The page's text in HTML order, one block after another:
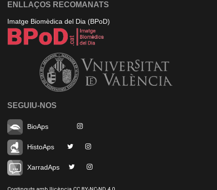
ENLLAÇOS RECOMANATS
Imatge Biomèdica del Dia (BPoD)
SEGUIU-NOS
BioAps
HistoAps
XarradAps